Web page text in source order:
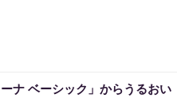
ナ ベーシック」からうるおい